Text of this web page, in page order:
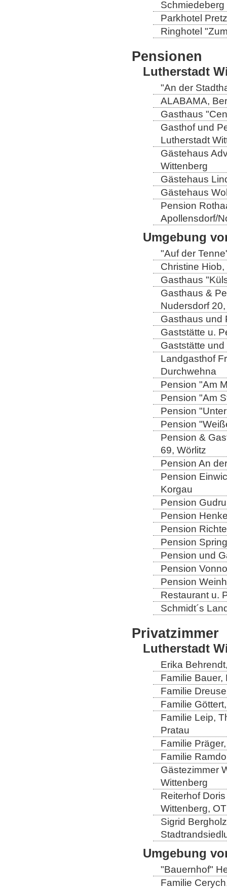
Schmiedeberg
Parkhotel
Ringhotel
Pensionen
Lutherstadt
"An der
ALABAMA,
Gasthaus
Gasthof und
Lutherstadt
Gästehaus
Wittenberg
Gästehaus
Gästehaus
Pension
Apollensdorf/
Umgebung
"Auf der
Christine
Gasthaus
Gasthaus &
Nudersdorf
Gasthaus und
Gaststätte u.
Gaststätte
Landgasthof
Durchwehna
Pension "Am
Pension "Am
Pension
Pension
Pension &
69, Wörlitz
Pension An
Pension
Korgau
Pension
Pension
Pension
Pension
Pension und
Pension
Pension
Restaurant u.
Schmidt´s
Privatzimmer
Lutherstadt
Erika
Familie Bauer,
Familie
Familie
Familie Leip,
Pratau
Familie
Familie
Gästezimmer
Wittenberg
Reiterhof
Wittenberg,
Sigrid
Umgebung
"Bauernhof"
Familie